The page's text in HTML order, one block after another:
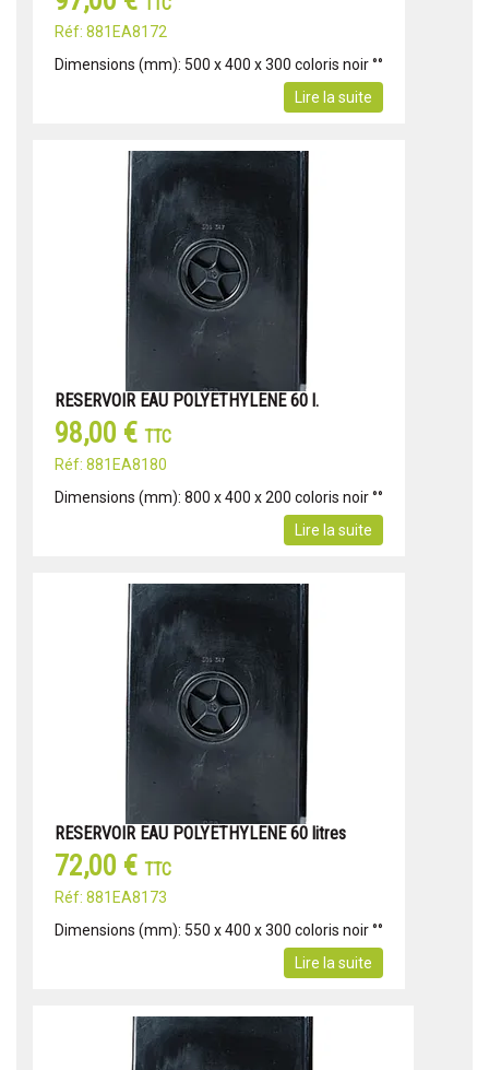
TTC
Réf: 881EA8172
Dimensions (mm): 500 x 400 x 300 coloris noir °°
Lire la suite
RESERVOIR EAU POLYETHYLENE 60 l.
98,00 € TTC
Réf: 881EA8180
Dimensions (mm): 800 x 400 x 200 coloris noir °°
Lire la suite
RESERVOIR EAU POLYETHYLENE 60 litres
72,00 € TTC
Réf: 881EA8173
Dimensions (mm): 550 x 400 x 300 coloris noir °°
Lire la suite